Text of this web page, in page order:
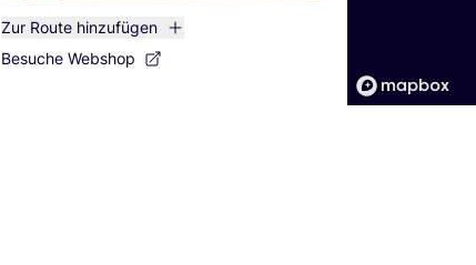
Zur Route hinzufügen
Besuche Webshop